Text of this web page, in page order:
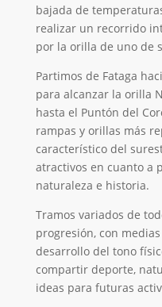
bajada de
realizar un recorrido
por la orilla de uno de
Partimos de Fataga
para alcanzar la orilla
hasta el Puntón del
rampas y orillas más
característico del
atractivos en cuanto a
naturaleza e historia.
Tramos variados de
progresión, con
desarrollo del tono
compartir deporte,
ideas para futuras